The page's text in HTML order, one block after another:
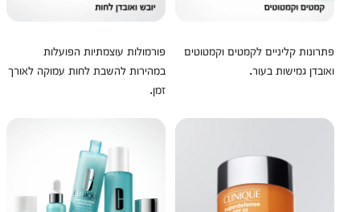
פתרונות קליניים לקמטים וקמטוטים
ואובדן גמישות בעור.
פורמולות עוצמתיות הפועלות
במהירות להשבת לחות עמוקה לאורך
זמן.